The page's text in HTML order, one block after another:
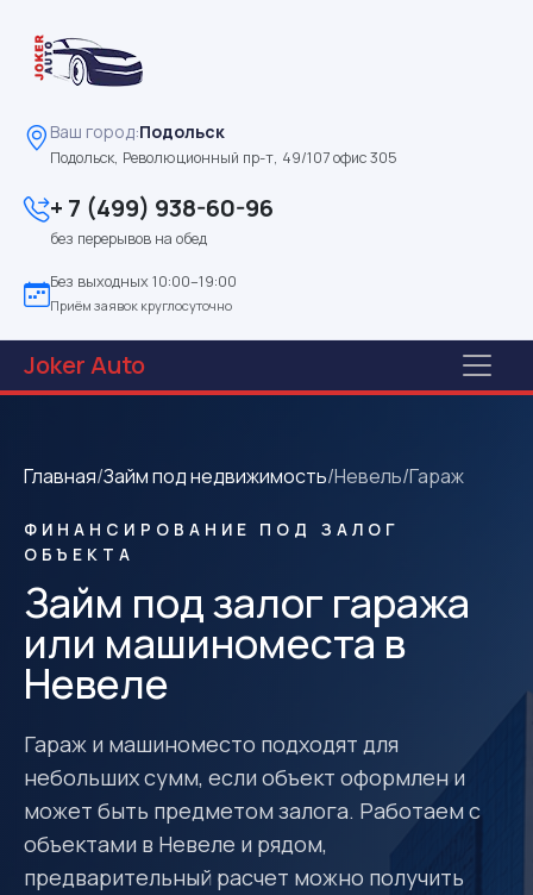
Ваш город:Подольск
Подольск, Революционный пр-т, 49/107 офис 305
+ 7 (499) 938-60-96
без перерывов на обед
Без выходных 10:00–19:00
Приём заявок круглосуточно
JokerAuto
Главная/Займ под недвижимость/Невель/Гараж
ФИНАНСИРОВАНИЕ ПОД ЗАЛОГ
ОБЪЕКТА
Займ под залог гаража
или машиноместа в
Невеле
Гараж и машиноместо подходят для
небольших сумм, если объект оформлен и
может быть предметом залога. Работаем с
объектами в Невеле и рядом,
предварительный расчет можно получить